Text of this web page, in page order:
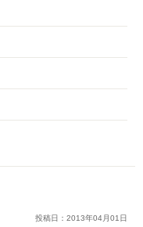
投稿日： 2013年04月01 日